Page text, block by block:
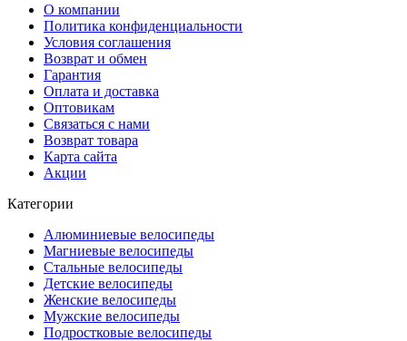
О компании
Политика конфиденциальности
Условия соглашения
Возврат и обмен
Гарантия
Оплата и доставка
Оптовикам
Связаться с нами
Возврат товара
Карта сайта
Акции
Категории
Алюминиевые велосипеды
Магниевые велосипеды
Стальные велосипеды
Детские велосипеды
Женские велосипеды
Мужские велосипеды
Подростковые велосипеды